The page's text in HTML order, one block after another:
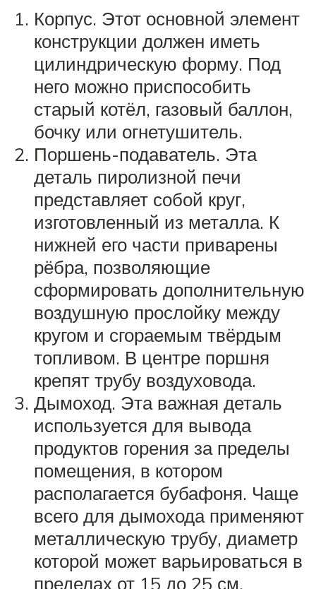
Корпус. Этот основной элемент
конструкции должен иметь
цилиндрическую форму. Под
него можно приспособить
старый котёл, газовый баллон,
бочку или огнетушитель.
Поршень-подаватель. Эта
деталь пиролизной печи
представляет собой круг,
изготовленный из металла. К
нижней его части приварены
рёбра, позволяющие
сформировать дополнительную
воздушную прослойку между
кругом и сгораемым твёрдым
топливом. В центре поршня
крепят трубу воздуховода.
Дымоход. Эта важная деталь
используется для вывода
продуктов горения за пределы
помещения, в котором
располагается бубафоня. Чаще
всего для дымохода применяют
металлическую трубу, диаметр
которой может варьироваться в
пределах от 15 до 25 см.